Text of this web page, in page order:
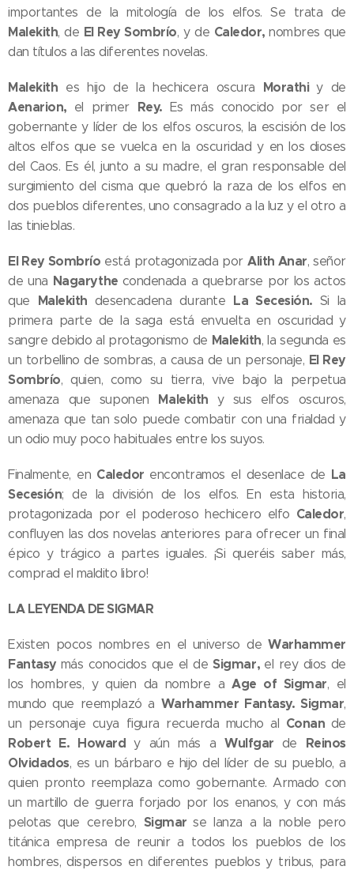
importantes de la mitología de los elfos. Se trata de
Malekith, de El Rey Sombrío, y de Caledor,nombres que
dan títulos a las diferentes novelas.
Malekith es hijo de la hechicera oscura Morathiy de
Aenarion, el primer Rey. Es más conocido por ser el
gobernante y líder de los elfos oscuros, la escisión de los
altos elfos que se vuelca en la oscuridad y en los dioses
del Caos. Es él, junto a su madre, el gran responsable del
surgimiento del cisma que quebró la raza de los elfos en
dos pueblos diferentes, uno consagrado a la luz y el otro a
las tinieblas.
El Rey Sombrío está protagonizada porAlith Anar, señor
de una Nagarythe condenada a quebrarse por los actos
que Malekith desencadena durante La Secesión. Si la
primera parte de la saga está envuelta en oscuridad y
sangre debido al protagonismo de Malekith, la segunda es
un torbellino de sombras, a causa de un personaje, El Rey
Sombrío, quien, como su tierra, vive bajo la perpetua
amenaza que suponen Malekith y sus elfos oscuros,
amenaza que tan solo puede combatir con una frialdad y
un odio muy poco habituales entre los suyos.
Finalmente, en Caledor encontramos el desenlace de La
Secesión; de la división de los elfos. En esta historia,
protagonizada por el poderoso hechicero elfo Caledor,
confluyen las dos novelas anteriores para ofrecer un final
épico y trágico a partes iguales. ¡Si queréis saber más,
comprad el maldito libro!
LA LEYENDA DE SIGMAR
Existen pocos nombres en el universo deWarhammer
Fantasy más conocidos que el de Sigmar, el rey dios de
los hombres, y quien da nombre aAge of Sigmar, el
mundo que reemplazó a Warhammer Fantasy. Sigmar,
un personaje cuya figura recuerda mucho al Conan de
Robert E. Howardy aún más aWulfgar de Reinos
Olvidados, es un bárbaro e hijo del líder de su pueblo, a
quien pronto reemplaza como gobernante. Armado con
un martillo de guerra forjado por los enanos, y con más
pelotas que cerebro, Sigmarse lanza a la noble pero
titánica empresa de reunir a todos los pueblos de los
hombres, dispersos en diferentes pueblos y tribus, para